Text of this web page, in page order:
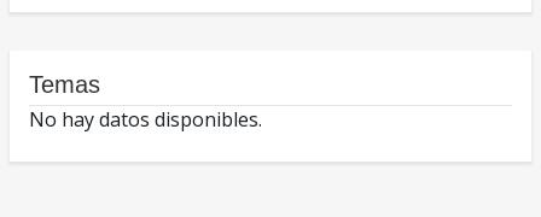
Temas
No hay datos disponibles.